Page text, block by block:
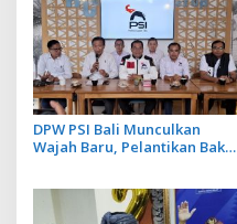
DPW PSI Bali Munculkan
Wajah Baru, Pelantikan Bakal